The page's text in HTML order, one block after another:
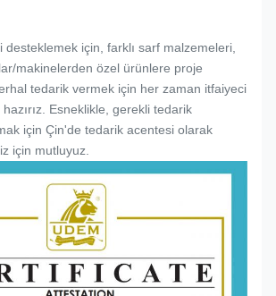
desteklemek için, farklı sarf malzemeleri,
makinelerden özel ürünlere proje
tedarik vermek için her zaman itfaiyeci
Esneklikle, gerekli tedarik
için Çin'de tedarik acentesi olarak
için mutluyuz.